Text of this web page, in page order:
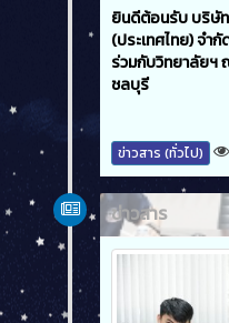
ยินดีต้อนรับ บริษั
(ประเทศไทย) จำ
ร่วมกับวิทยาลัยฯ
ชลบุรี
ข่าวสาร (ทั่วไป)
ข่าวสาร